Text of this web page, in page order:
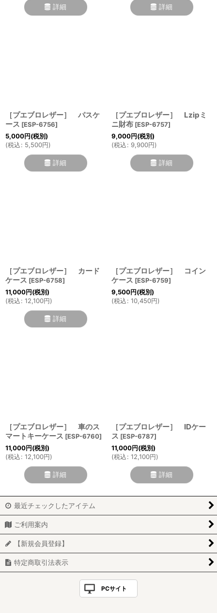
詳細 詳細
［プエブロレザー］ パスケ
ース [ESP-6756]
5,000円(税別)
(税込: 5,500円)
詳細
［プエブロレザー］ Lzipミ
ニ財布 [ESP-6757]
9,000円(税別)
(税込: 9,900円)
詳細
［プエブロレザー］ カード
ケース [ESP-6758]
11,000円(税別)
(税込: 12,100円)
詳細
［プエブロレザー］ コイン
ケース [ESP-6759]
9,500円(税別)
(税込: 10,450円)
［プエブロレザー］ 車のス
マートキーケース [ESP-6760]
11,000円(税別)
(税込: 12,100円)
詳細
［プエブロレザー］ IDケー
ス [ESP-6787]
11,000円(税別)
(税込: 12,100円)
詳細
最近チェックしたアイテム
ご利用案内
【新規会員登録】
特定商取引法表示
PCサイト